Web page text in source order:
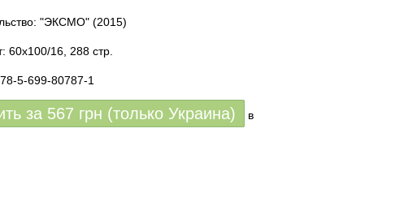
"ЭКСМО" (2015)
60x100/16, 288 стр.
5-699-80787-1
за 567 грн (только Украина) в